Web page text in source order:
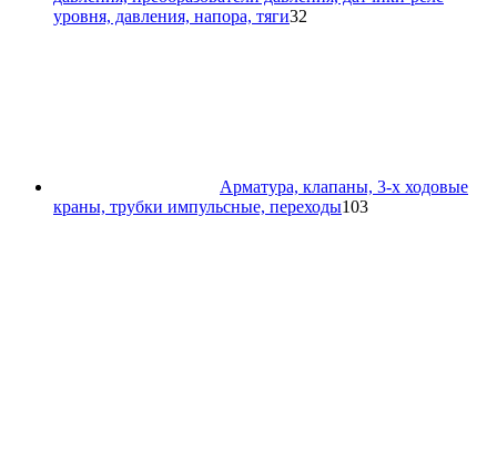
уровня, давления, напора, тяги32
Арматура, клапаны, 3-х ходовые
краны, трубки импульсные, переходы103103